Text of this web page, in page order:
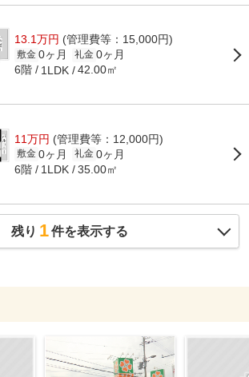
13.1万円 (管理費等：15,000円)
敷金 0ヶ月 礼金 0ヶ月
6階 1LDK 42.00㎡
11万円 (管理費等：12,000円)
敷金 0ヶ月 礼金 0ヶ月
6階 1LDK 35.00㎡
残り 1件を表示する